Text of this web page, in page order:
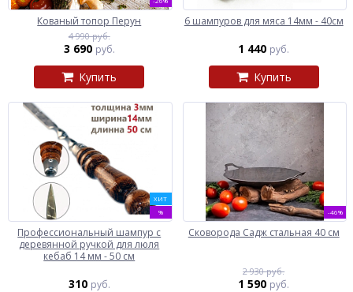
Кованый топор Перун
4 990 руб.
3 690 руб.
Купить
6 шампуров для мяса 14мм - 40см
1 440 руб.
Купить
ХИТ
%
Профессиональный шампур с
деревянной ручкой для люля
кебаб 14 мм - 50 см
310 руб.
-46%
Сковорода Садж стальная 40 см
2 930 руб.
1 590 руб.